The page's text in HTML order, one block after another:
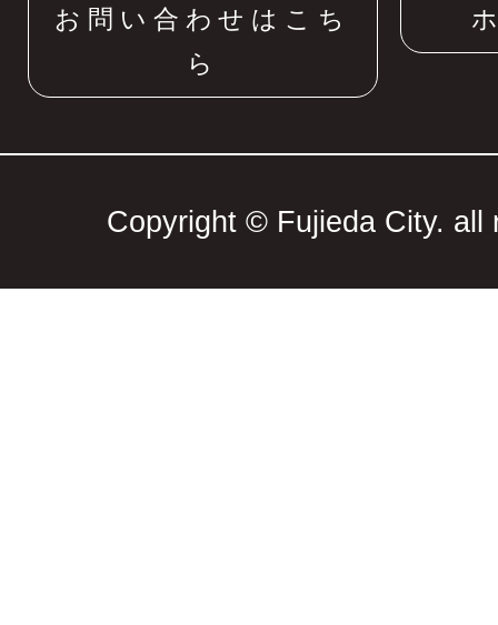
お問い合わせはこち
ら
Copyright © Fujieda City. all